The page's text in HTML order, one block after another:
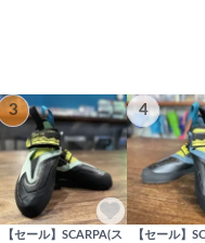
3
【セール】SCARPA(ス
4
【セール】